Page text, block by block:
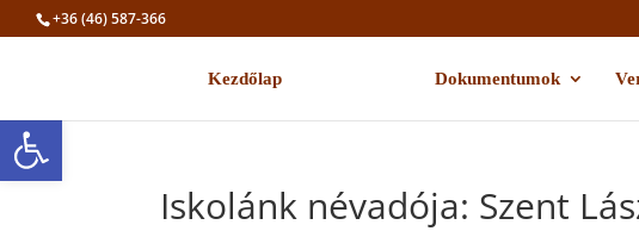
Eszköztár megnyitása
+36 (46) 587-366
Kezdőlap Dokumentumok
Iskolánk névadója: Szent